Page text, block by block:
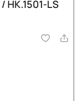
HK.1501-LS